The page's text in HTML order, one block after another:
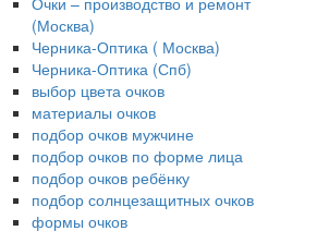
(Москва)
Черника-Оптика ( Москва)
Черника-Оптика (Спб)
выбор цвета очков
материалы очков
подбор очков мужчине
подбор очков по форме лица
подбор очков ребёнку
подбор солнцезащитных очков
формы очков